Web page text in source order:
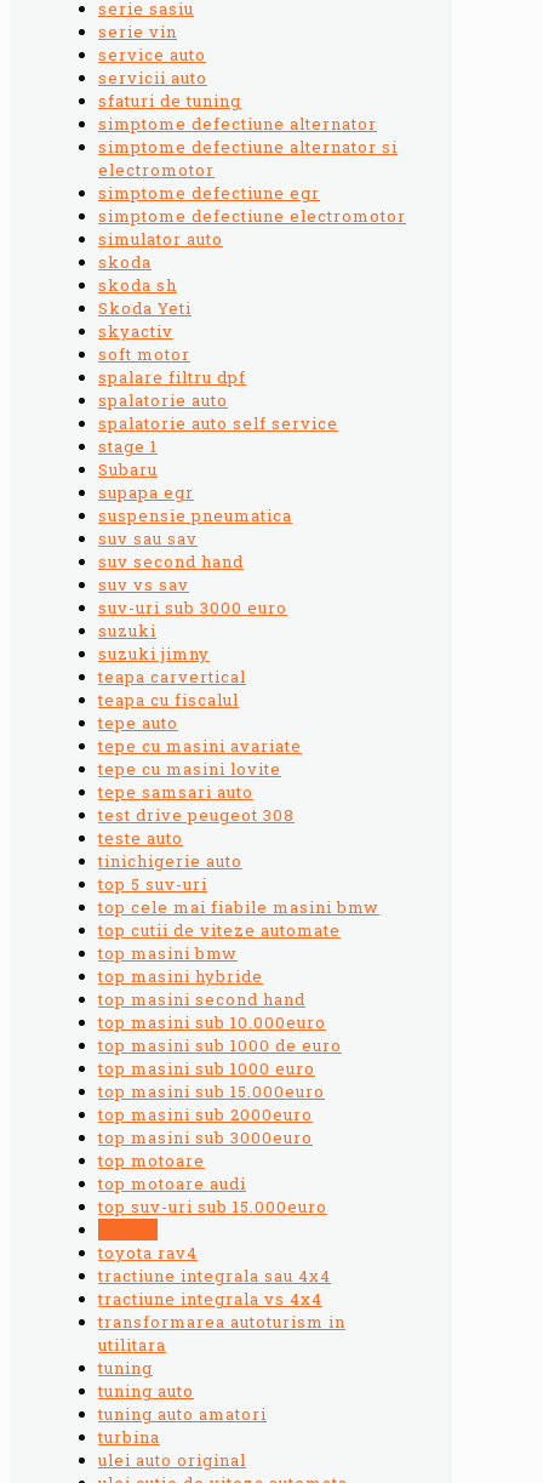
serie sasiu
serie vin
service auto
servicii auto
sfaturi de tuning
simptome defectiune alternator
simptome defectiune alternator si
electromotor
simptome defectiune egr
simptome defectiune electromotor
simulator auto
skoda
skoda sh
Skoda Yeti
skyactiv
soft motor
spalare filtru dpf
spalatorie auto
spalatorie auto self service
stage 1
Subaru
supapa egr
suspensie pneumatica
suv sau sav
suv second hand
suv vs sav
suv-uri sub 3000 euro
suzuki
suzuki jimny
teapa carvertical
teapa cu fiscalul
tepe auto
tepe cu masini avariate
tepe cu masini lovite
tepe samsari auto
test drive peugeot 308
teste auto
tinichigerie auto
top 5 suv-uri
top cele mai fiabile masini bmw
top cutii de viteze automate
top masini bmw
top masini hybride
top masini second hand
top masini sub 10.000euro
top masini sub 1000 de euro
top masini sub 1000 euro
top masini sub 15.000euro
top masini sub 2000euro
top masini sub 3000euro
top motoare
top motoare audi
top suv-uri sub 15.000euro
toyota rav4
tractiune integrala sau 4x4
tractiune integrala vs 4x4
transformarea autoturism in
utilitara
tuning
tuning auto
tuning auto amatori
turbina
ulei auto original